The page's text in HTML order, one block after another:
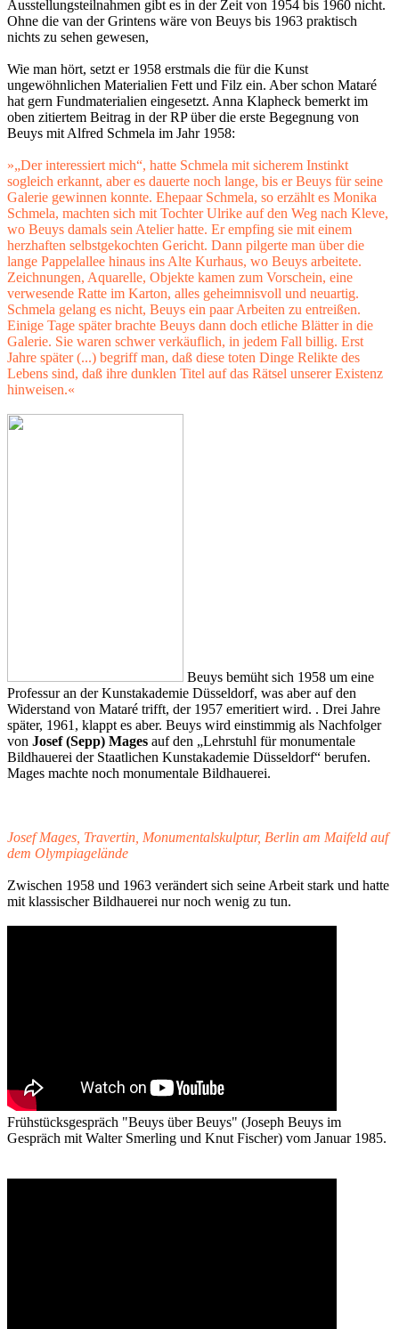
Ausstellungsteilnahmen gibt es in der Zeit von 1954 bis 1960 nicht.
Ohne die van der Grintens wäre von Beuys bis 1963 praktisch
nichts zu sehen gewesen,
Wie man hört, setzt er 1958 erstmals die für die Kunst
ungewöhnlichen Materialien Fett und Filz ein. Aber schon Mataré
hat gern Fundmaterialien eingesetzt. Anna Klapheck bemerkt im
oben zitiertem Beitrag in der RP über die erste Begegnung von
Beuys mit Alfred Schmela im Jahr 1958:
»„Der interessiert mich“, hatte Schmela mit sicherem Instinkt
sogleich erkannt, aber es dauerte noch lange, bis er Beuys für seine
Galerie gewinnen konnte. Ehepaar Schmela, so erzählt es Monika
Schmela, machten sich mit Tochter Ulrike auf den Weg nach Kleve,
wo Beuys damals sein Atelier hatte. Er empfing sie mit einem
herzhaften selbstgekochten Gericht. Dann pilgerte man über die
lange Pappelallee hinaus ins Alte Kurhaus, wo Beuys arbeitete.
Zeichnungen, Aquarelle, Objekte kamen zum Vorschein, eine
verwesende Ratte im Karton, alles geheimnisvoll und neuartig.
Schmela gelang es nicht, Beuys ein paar Arbeiten zu entreißen.
Einige Tage später brachte Beuys dann doch etliche Blätter in die
Galerie. Sie waren schwer verkäuflich, in jedem Fall billig. Erst
Jahre später (...) begriff man, daß diese toten Dinge Relikte des
Lebens sind, daß ihre dunklen Titel auf das Rätsel unserer Existenz
hinweisen.«
Beuys bemüht sich 1958 um eine
Professur an der Kunstakademie Düsseldorf, was aber auf den
Widerstand von Mataré trifft, der 1957 emeritiert wird. . Drei Jahre
später, 1961, klappt es aber. Beuys wird einstimmig als Nachfolger
von Josef (Sepp) Mages auf den „Lehrstuhl für monumentale
Bildhauerei der Staatlichen Kunstakademie Düsseldorf“ berufen.
Mages machte noch monumentale Bildhauerei.
Josef Mages, Travertin, Monumentalskulptur, Berlin am Maifeld auf
dem Olympiagelände
Zwischen 1958 und 1963 verändert sich seine Arbeit stark und hatte
mit klassischer Bildhauerei nur noch wenig zu tun.
Frühstücksgespräch "Beuys über Beuys" (Joseph Beuys im
Gespräch mit Walter Smerling und Knut Fischer) vom Januar 1985.